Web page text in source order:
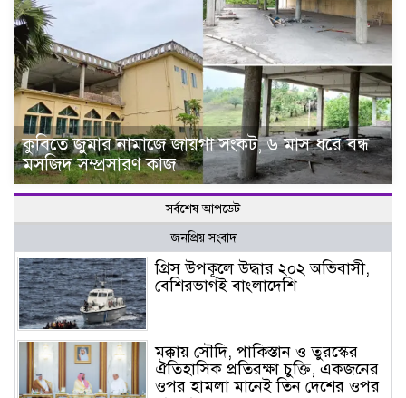
কুবিতে জুমার নামাজে জায়গা সংকট, ৬ মাস ধরে বন্ধ
মসজিদ সম্প্রসারণ কাজ
সর্বশেষ আপডেট
জনপ্রিয় সংবাদ
গ্রিস উপকূলে উদ্ধার ২০২ অভিবাসী,
বেশিরভাগই বাংলাদেশি
মক্কায় সৌদি, পাকিস্তান ও তুরস্কের
ঐতিহাসিক প্রতিরক্ষা চুক্তি, একজনের
ওপর হামলা মানেই তিন দেশের ওপর